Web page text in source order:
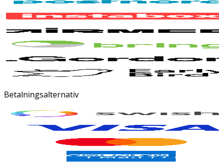
Betalningsalternativ